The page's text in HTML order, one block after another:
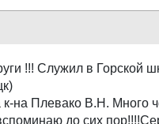
!!! Служил в Горской
к-на Плевако В.Н. Много
до сих